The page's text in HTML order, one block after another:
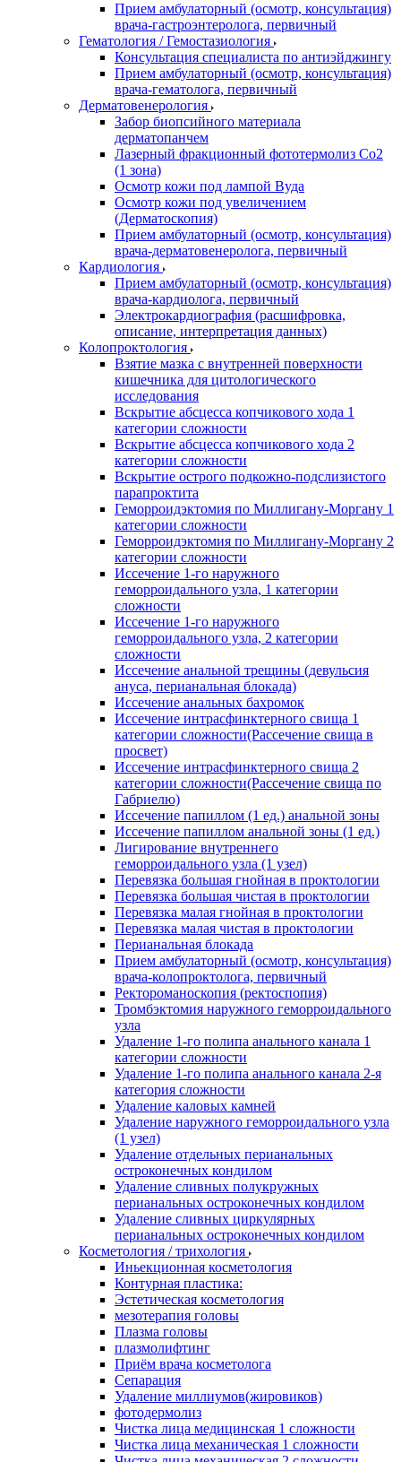
Прием амбулаторный (осмотр, консультация)
врача-гастроэнтеролога, первичный
Гематология / Гемостазиология
Консультация специалиста по антиэйджингу
Прием амбулаторный (осмотр, консультация)
врача-гематолога, первичный
Дерматовенерология
Забор биопсийного материала
дерматопанчем
Лазерный фракционный фототермолиз Со2
(1 зона)
Осмотр кожи под лампой Вуда
Осмотр кожи под увеличением
(Дерматоскопия)
Прием амбулаторный (осмотр, консультация)
врача-дерматовенеролога, первичный
Кардиология
Прием амбулаторный (осмотр, консультация)
врача-кардиолога, первичный
Электрокардиография (расшифровка,
описание, интерпретация данных)
Колопроктология
Взятие мазка с внутренней поверхности
кишечника для цитологического
исследования
Вскрытие абсцесса копчикового хода 1
категории сложности
Вскрытие абсцесса копчикового хода 2
категории сложности
Вскрытие острого подкожно-подслизистого
парапроктита
Геморроидэктомия по Миллигану-Моргану 1
категории сложности
Геморроидэктомия по Миллигану-Моргану 2
категории сложности
Иссечение 1-го наружного
геморроидального узла, 1 категории
сложности
Иссечение 1-го наружного
геморроидального узла, 2 категории
сложности
Иссечение анальной трещины (девульсия
ануса, перианальная блокада)
Иссечение анальных бахромок
Иссечение интрасфинктерного свища 1
категории сложности(Рассечение свища в
просвет)
Иссечение интрасфинктерного свища 2
категории сложности(Рассечение свища по
Габриелю)
Иссечение папиллом (1 ед.) анальной зоны
Иссечение папиллом анальной зоны (1 ед.)
Лигирование внутреннего
геморроидального узла (1 узел)
Перевязка большая гнойная в проктологии
Перевязка большая чистая в проктологии
Перевязка малая гнойная в проктологии
Перевязка малая чистая в проктологии
Перианальная блокада
Прием амбулаторный (осмотр, консультация)
врача-колопроктолога, первичный
Ректороманоскопия (ректоспопия)
Тромбэктомия наружного геморроидального
узла
Удаление 1-го полипа анального канала 1
категории сложности
Удаление 1-го полипа анального канала 2-я
категория сложности
Удаление каловых камней
Удаление наружного геморроидального узла
(1 узел)
Удаление отдельных перианальных
остроконечных кондилом
Удаление сливных полукружных
перианальных остроконечных кондилом
Удаление сливных циркулярных
перианальных остроконечных кондилом
Косметология / трихология
Иньекционная косметология
Контурная пластика:
Эстетическая косметология
мезотерапия головы
Плазма головы
плазмолифтинг
Приём врача косметолога
Сепарация
Удаление миллиумов(жировиков)
фотодермолиз
Чистка лица медицинская 1 сложности
Чистка лица механическая 1 сложности